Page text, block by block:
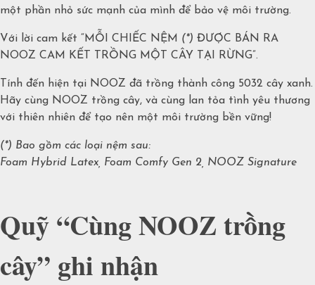
một phần nhỏ sức mạnh của mình để bảo vệ môi trường.
Với lời cam kết “MỖI CHIẾC NỆM (*) ĐƯỢC BÁN RA
NOOZ CAM KẾT TRỒNG MỘT CÂY TẠI RỪNG”.
Tính đến hiện tại NOOZ đã trồng thành công 5032 cây xanh.
Hãy cùng NOOZ trồng cây, và cùng lan tỏa tình yêu thương
với thiên nhiên để tạo nên một môi trường bền vững!
(*) Bao gồm các loại nệm sau:
Foam Hybrid Latex, Foam Comfy Gen 2, NOOZ Signature
Quỹ “Cùng NOOZ trồng
cây” ghi nhận